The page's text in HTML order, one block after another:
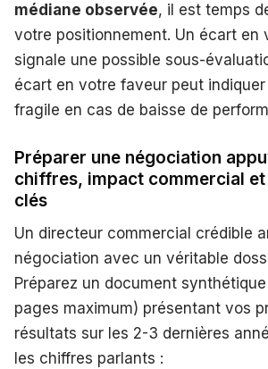
médiane observée, il est temps
votre positionnement. Un écart en
signale une possible sous-
écart en votre faveur peut
fragile en cas de baisse de
Préparer une négociation
chiffres, impact commercial
clés
Un directeur commercial crédible
négociation avec un véritable
Préparez un document
pages maximum) présentant vos
résultats sur les 2-3 dernières
les chiffres parlants :